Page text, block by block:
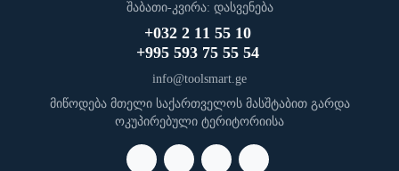
შაბათი-კვირა: დასვენება
+032 2 11 55 10
+995 593 75 55 54
info@toolsmart.ge
მიწოდება მთელი საქართველოს მასშტაბით გარდა
ოკუპირებული ტერიტორიისა